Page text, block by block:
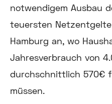
notwendigem Ausbau
teuersten
Hamburg an, wo
Jahresverbrauch von
durchschnittlich 570€
müssen.